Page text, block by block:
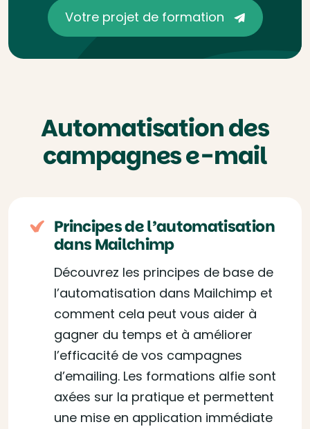
Votre projet de formation
Automatisation des
campagnes e-mail
Principes de l’automatisation
dans Mailchimp
Découvrez les principes de base de
l’automatisation dans Mailchimp et
comment cela peut vous aider à
gagner du temps et à améliorer
l’efficacité de vos campagnes
d’emailing. Les formations alfie sont
axées sur la pratique et permettent
une mise en application immédiate